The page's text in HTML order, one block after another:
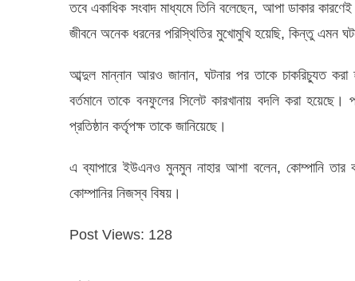
তবে একাধিক সংবাদ মাধ্যমে তিনি বলেছেন, আপা ডাকার
জীবনে অনেক ধরনের পরিস্থিতির মুখোমুখি হয়েছি, কিন্তু এমন
আব্দুল মান্নান আরও জানান, ঘটনার পর তাকে চাকরিচ্যুত করা
বর্তমানে তাকে বনফুলের সিলেট কারখানায় বদলি করা হয়েছে।
প্রতিষ্ঠান কর্তৃপক্ষ তাকে জানিয়েছে।
এ ব্যাপারে ইউএনও মুনমুন নাহার আশা বলেন, কোম্পানি তার
কোম্পানির নিজস্ব বিষয়।
Post Views: 128